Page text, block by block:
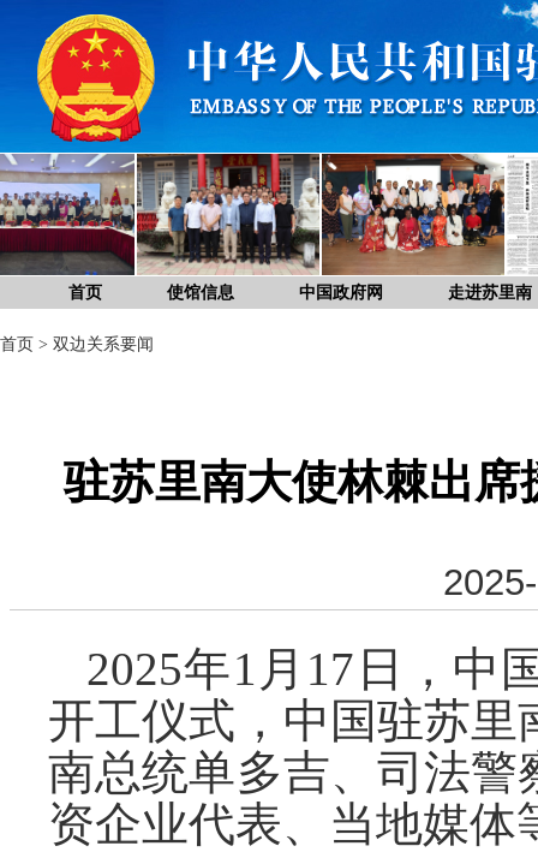
首页 使馆信息 中国政府网 走进苏里南
首页 > 双边关系要闻
驻苏里南大使林棘出
2025年1月17日，中
开工仪式，中国驻苏
南总统单多吉、司法
资企业代表、当地媒体